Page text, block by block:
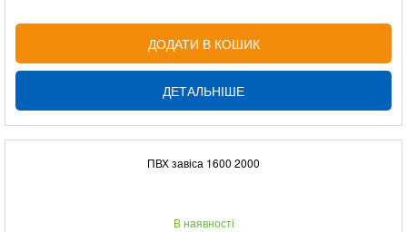
ДОДАТИ В КОШИК
ДЕТАЛЬНІШЕ
ПВХ завіса 1600 2000
В наявності